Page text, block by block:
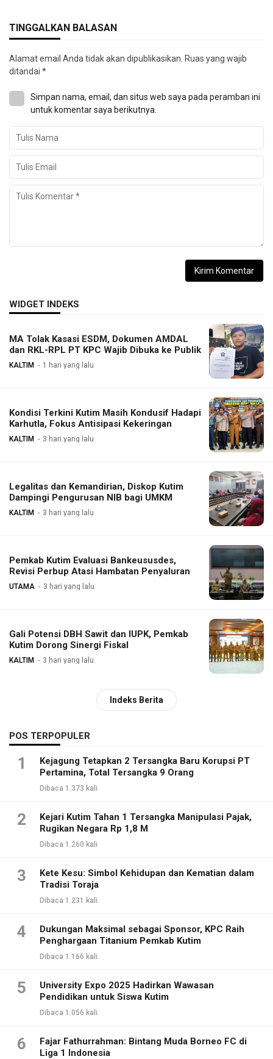
TINGGALKAN BALASAN
Alamat email Anda tidak akan dipublikasikan. Ruas yang wajib
ditandai *
Simpan nama, email, dan situs web saya pada peramban ini
untuk komentar saya berikutnya.
WIDGET INDEKS
MA Tolak Kasasi ESDM, Dokumen AMDAL
dan RKL-RPL PT KPC Wajib Dibuka ke Publik
KALTIM 1 hari yang lalu
Kondisi Terkini Kutim Masih Kondusif Hadapi
Karhutla, Fokus Antisipasi Kekeringan
KALTIM 3 hari yang lalu
Legalitas dan Kemandirian, Diskop Kutim
Dampingi Pengurusan NIB bagi UMKM
KALTIM 3 hari yang lalu
Pemkab Kutim Evaluasi Bankeususdes,
Revisi Perbup Atasi Hambatan Penyaluran
UTAMA 3 hari yang lalu
Gali Potensi DBH Sawit dan IUPK, Pemkab
Kutim Dorong Sinergi Fiskal
KALTIM 3 hari yang lalu
Indeks Berita
POS TERPOPULER
1
Kejagung Tetapkan 2 Tersangka Baru Korupsi PT
Pertamina, Total Tersangka 9 Orang
Dibaca 1.373 kali
2
Kejari Kutim Tahan 1 Tersangka Manipulasi Pajak,
Rugikan Negara Rp 1,8 M
Dibaca 1.260 kali
3
Kete Kesu: Simbol Kehidupan dan Kematian dalam
Tradisi Toraja
Dibaca 1.231 kali
4
Dukungan Maksimal sebagai Sponsor, KPC Raih
Penghargaan Titanium Pemkab Kutim
Dibaca 1.166 kali
5
University Expo 2025 Hadirkan Wawasan
Pendidikan untuk Siswa Kutim
Dibaca 1.056 kali
6
Fajar Fathurrahman: Bintang Muda Borneo FC di
Liga 1 Indonesia